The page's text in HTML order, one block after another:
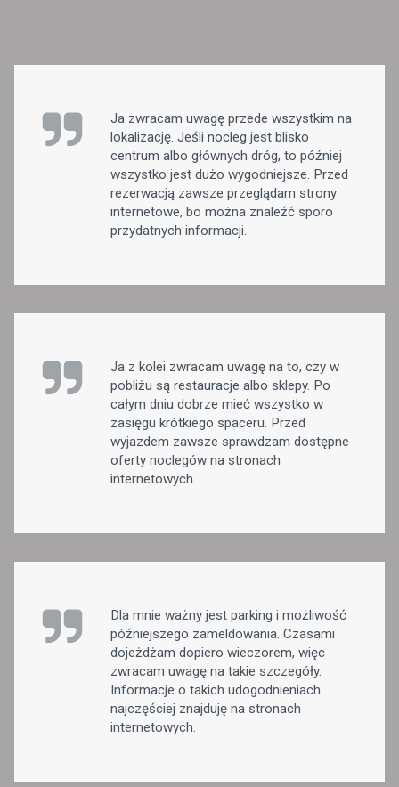
Ja zwracam uwagę przede wszystkim na
lokalizację. Jeśli nocleg jest blisko
centrum albo głównych dróg, to później
wszystko jest dużo wygodniejsze. Przed
rezerwacją zawsze przeglądam strony
internetowe, bo można znaleźć sporo
przydatnych informacji.
Ja z kolei zwracam uwagę na to, czy w
pobliżu są restauracje albo sklepy. Po
całym dniu dobrze mieć wszystko w
zasięgu krótkiego spaceru. Przed
wyjazdem zawsze sprawdzam dostępne
oferty noclegów na stronach
internetowych.
Dla mnie ważny jest parking i możliwość
późniejszego zameldowania. Czasami
dojeżdżam dopiero wieczorem, więc
zwracam uwagę na takie szczegóły.
Informacje o takich udogodnieniach
najczęściej znajduję na stronach
internetowych.